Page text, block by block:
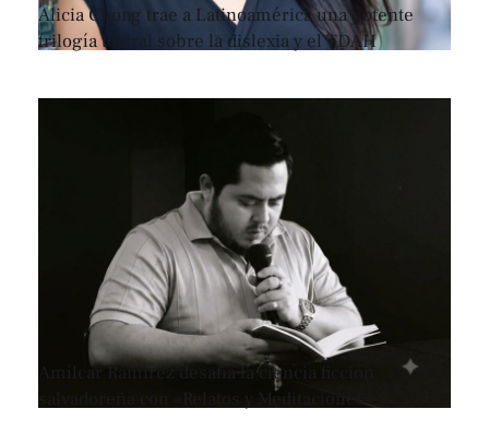
Alicia Chong trae a Latinoamérica una potente
trilogía teatral sobre la dislexia y el TDAH
Amílcar Ramírez desafía la ciencia ficción
salvadoreña con «Relatos y Meditaciones»